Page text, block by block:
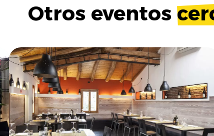
Otros eventos